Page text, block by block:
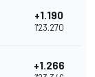
+1.190
1'23.270
+1.266